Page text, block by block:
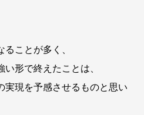
ことが多く、
形で終えたことは、
実現を予感させるものと思い